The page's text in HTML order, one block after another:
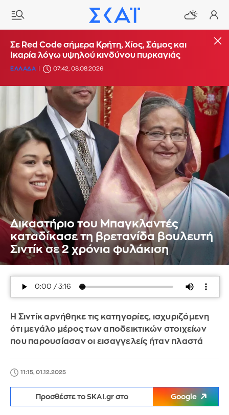
Σε Red Code σήμερα Κρήτη, Χίος, Σάμος και
Ικαρία λόγω υψηλού κινδύνου πυρκαγιάς
ΕΛΛΑΔΑ 07:42, 08.08.2026
Δικαστήριο του Μπαγκλαντές
καταδίκασε τη βρετανίδα βουλευτή
Σιντίκ σε 2 χρόνια φυλάκιση
Η Σιντίκ αρνήθηκε τις κατηγορίες, ισχυριζόμενη
ότι μεγάλο μέρος των αποδεικτικών στοιχείων
που παρουσίασαν οι εισαγγελείς ήταν πλαστά
11:15, 01.12.2025
Προσθέστε το SKAI.gr στο Google